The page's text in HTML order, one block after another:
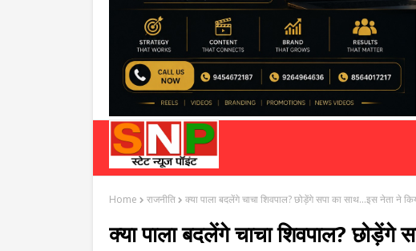
Home राजनीति क्या पाला बदलेंगे चाचा शिवपाल? छोड़ेंगे सपा का साथ...इस नेता ने
क्या पाला बदलेंगे चाचा शिवपाल? छोड़ेंगे